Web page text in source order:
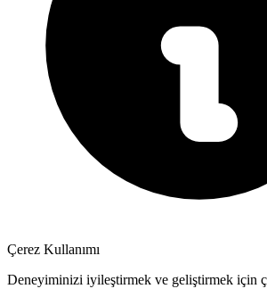
Çerez Kullanımı
Deneyiminizi iyileştirmek ve geliştirmek için